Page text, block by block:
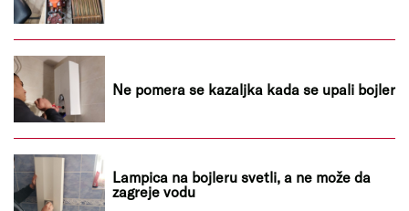
Ne pomera se kazaljka kada se upali bojler
Lampica na bojleru svetli, a ne može da
zagreje vodu